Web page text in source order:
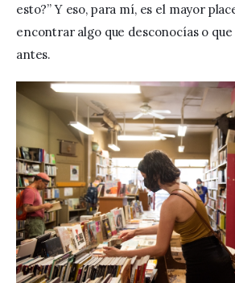
esto?” Y eso, para mí, es el mayor
encontrar algo que desconocías o
antes.